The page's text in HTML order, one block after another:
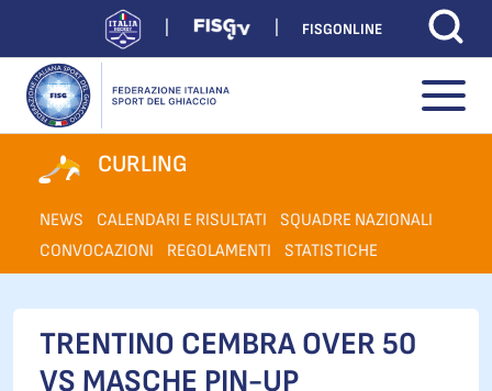
FISGONLINE
CURLING
NEWS CALENDARI E RISULTATI
SQUADRE NAZIONALI
CONVOCAZIONI
REGOLAMENTI STATISTICHE
TRENTINO CEMBRA OVER 50
VS MASCHE PIN-UP